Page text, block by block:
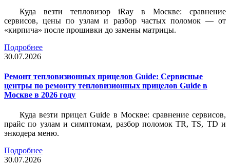
Куда везти тепловизор iRay в Москве: сравнение
сервисов, цены по узлам и разбор частых поломок — от
«кирпича» после прошивки до замены матрицы.
Подробнее
30.07.2026
Ремонт тепловизионных прицелов Guide: Сервисные
центры по ремонту тепловизионных прицелов Guide в
Москве в 2026 году
Куда везти прицел Guide в Москве: сравнение сервисов,
прайс по узлам и симптомам, разбор поломок TR, TS, TD и
энкодера меню.
Подробнее
30.07.2026